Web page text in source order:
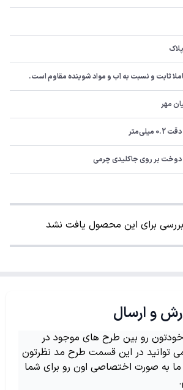
ثابت و نسبت به آب و مواد شوینده مقاوم است.
مهر
میلی‌متر
دوخت بر روی جاکلیدی چرمی
برای این محصول یافت نشد
و ارسال
رو بین طرح های موجود در
توانید در این قسمت طرح مد نظرتون
به صورت اختصاصی اون رو برای شما